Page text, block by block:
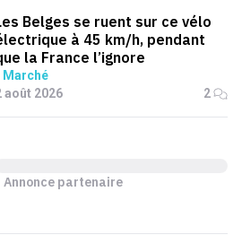
Belges se ruent sur ce vélo
à 45 km/h, pendant
la France l’ignore
Marché
août 2026
2
Annonce partenaire